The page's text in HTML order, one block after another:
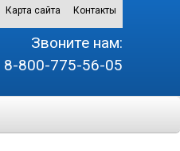
Карта сайта Контакты
Звоните нам:
8-800-775-56-05